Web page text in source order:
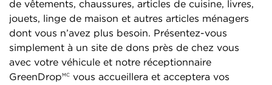
de vêtements, chaussures, articles de cuisine, livres,
jouets, linge de maison et autres articles ménagers
dont vous n’avez plus besoin. Présentez-vous
simplement à un site de dons près de chez vous
avec votre véhicule et notre réceptionnaire
GreenDropMC vous accueillera et acceptera vos